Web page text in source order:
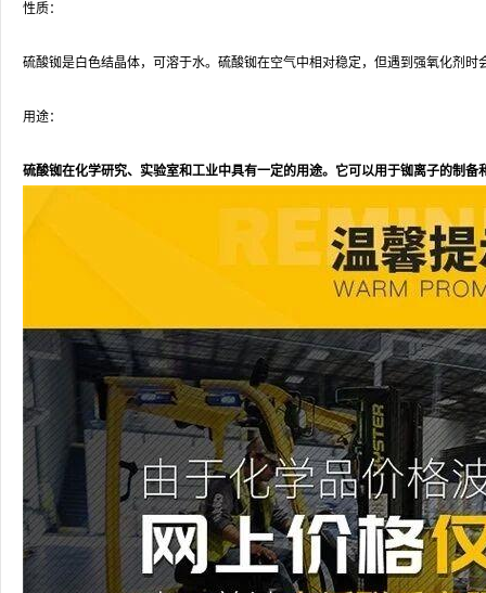
性质：
硫酸铷是白色结晶体，可溶于水。硫酸铷在空气中相对稳定，但遇到强氧化剂时
用途：
硫酸铷在化学研究、实验室和工业中具有一定的用途。它可以用于铷离子的制